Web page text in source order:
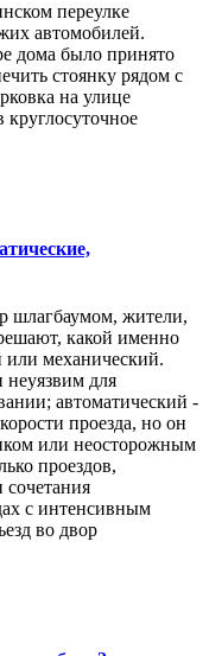
переулке
автомобилей.
дома было принято
стоянку рядом с
на улице
шлагбаумом, жители,
какой именно
или механический.
для
автоматический -
проезда, но он
или неосторожным
проездов,
с интенсивным
во двор